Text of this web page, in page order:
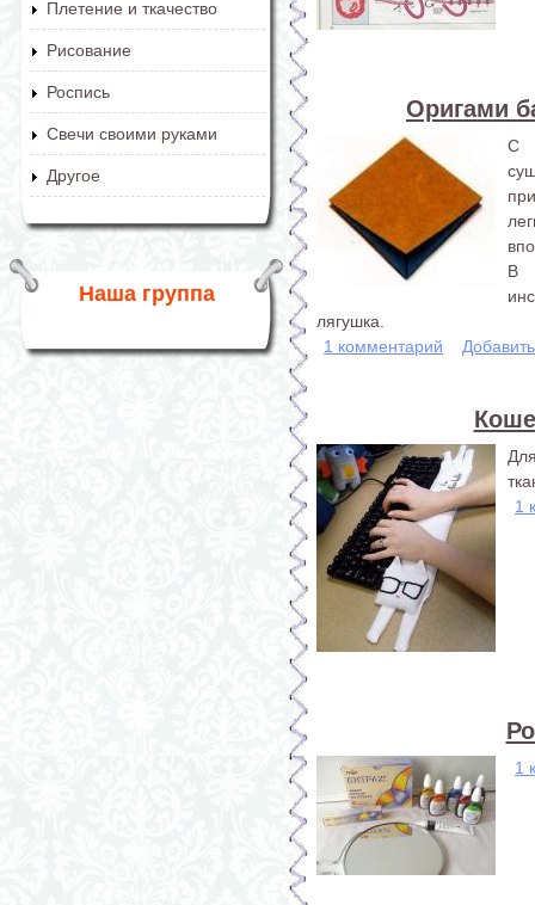
Плетение и ткачество
Рисование
Роспись
Свечи своими руками
Другое
Наша группа
Оригами
С
В
лягушка.
1 комментарий
1
1